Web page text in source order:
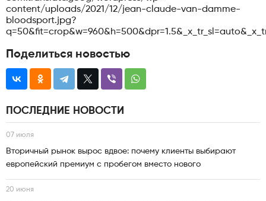
Поделиться новостью
ПОСЛЕДНИЕ НОВОСТИ
07 июля
Вторичный рынок вырос вдвое: почему клиенты выбирают
европейский премиум с пробегом вместо нового
20 июня